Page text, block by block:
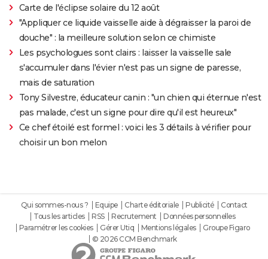
Carte de l'éclipse solaire du 12 août
"Appliquer ce liquide vaisselle aide à dégraisser la paroi de
douche" : la meilleure solution selon ce chimiste
Les psychologues sont clairs : laisser la vaisselle sale
s'accumuler dans l'évier n'est pas un signe de paresse,
mais de saturation
Tony Silvestre, éducateur canin : "un chien qui éternue n'est
pas malade, c'est un signe pour dire qu'il est heureux"
Ce chef étoilé est formel : voici les 3 détails à vérifier pour
choisir un bon melon
Qui sommes-nous ? Equipe Charte éditoriale Publicité
Contact
Tous les articles
RSS Recrutement
Données personnelles
Paramétrer les cookies
Gérer Utiq Mentions légales
Groupe Figaro
© 2026 CCM Benchmark